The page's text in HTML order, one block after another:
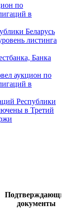
по
в
Беларусь
листинга
Банка
аукцион по
в
Республики
в Третий
документы